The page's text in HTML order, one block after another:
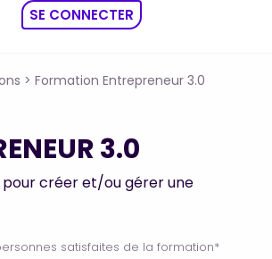
SE CONNECTER
> Formation Entrepreneur 3.0
3.0
créer et/ou gérer une
satisfaites de la formation*